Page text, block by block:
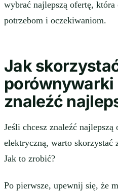
wybrać najlepszą ofertę,
potrzebom i oczekiwaniom.
Jak
porównywarki
znaleźć
Jeśli chcesz znaleźć najlepszą
elektryczną, warto
Jak to zrobić?
Po pierwsze, upewnij się, że